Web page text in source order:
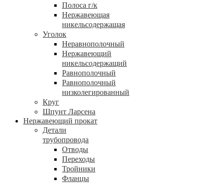
Полоса г/к
Нержавеющая
никельсодержащая
Уголок
Неравнополочный
Нержавеющий
никельсодержащий
Равнополочный
Равнополочный
низколегированный
Круг
Шпунт Ларсена
Нержавеющий прокат
Детали
трубопровода
Отводы
Переходы
Тройники
Фланцы